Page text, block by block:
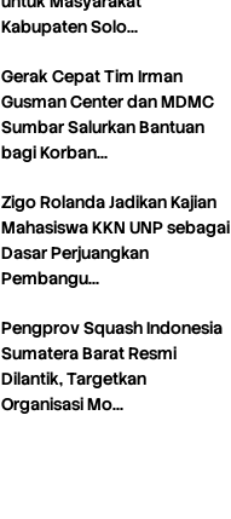
Kabupaten Solo…
Gerak Cepat Tim Irman
Gusman Center dan MDMC
Sumbar Salurkan Bantuan
bagi Korban…
Zigo Rolanda Jadikan Kajian
Mahasiswa KKN UNP sebagai
Dasar Perjuangkan
Pembangu…
Pengprov Squash Indonesia
Sumatera Barat Resmi
Dilantik, Targetkan
Organisasi Mo…